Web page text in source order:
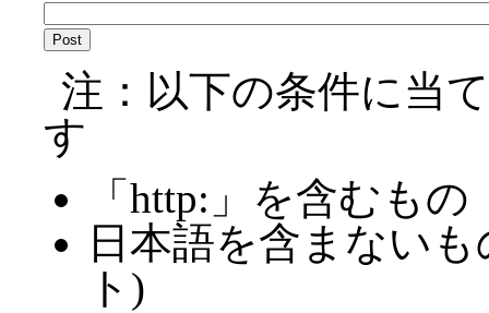
注：以下の条件に当
す
「http:」を含むもの
日本語を含まない
ト)